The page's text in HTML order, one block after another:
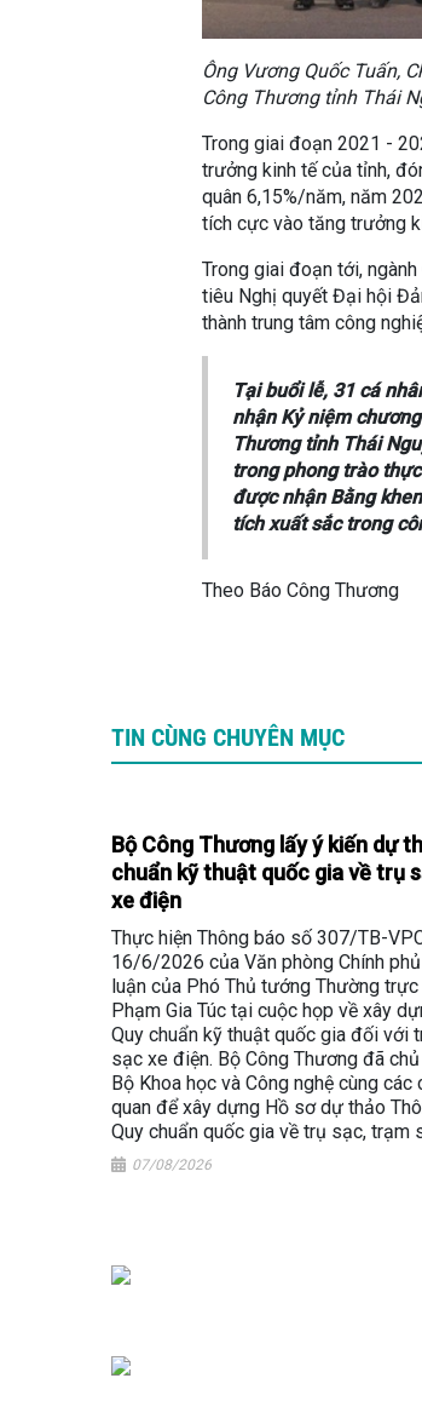
Ông Vương Quốc Tuấn,
Công Thương tỉnh Thái
Trong giai đoạn 2021 -
trưởng kinh tế của tỉnh,
quân 6,15%/năm, năm
tích cực vào tăng trưởng
Trong giai đoạn tới,
tiêu Nghị quyết Đại hội
thành trung tâm công
Tại buổi lễ, 31 cá
nhận Kỷ niệm
Thương tỉnh Thái
trong phong trào
được nhận Bằng
tích xuất sắc trong
Theo Báo Công Thương
TIN CÙNG CHUYÊN MỤC
Bộ Công Thương lấy ý kiến dự
chuẩn kỹ thuật quốc gia về trụ
xe điện
Thực hiện Thông báo số 307/TB-
16/6/2026 của Văn phòng Chính
luận của Phó Thủ tướng Thường trực
Phạm Gia Túc tại cuộc họp về xây
Quy chuẩn kỹ thuật quốc gia đối với
sạc xe điện. Bộ Công Thương đã
Bộ Khoa học và Công nghệ cùng các
quan để xây dựng Hồ sơ dự thảo
Quy chuẩn quốc gia về trụ sạc, trạm
07/08/2026